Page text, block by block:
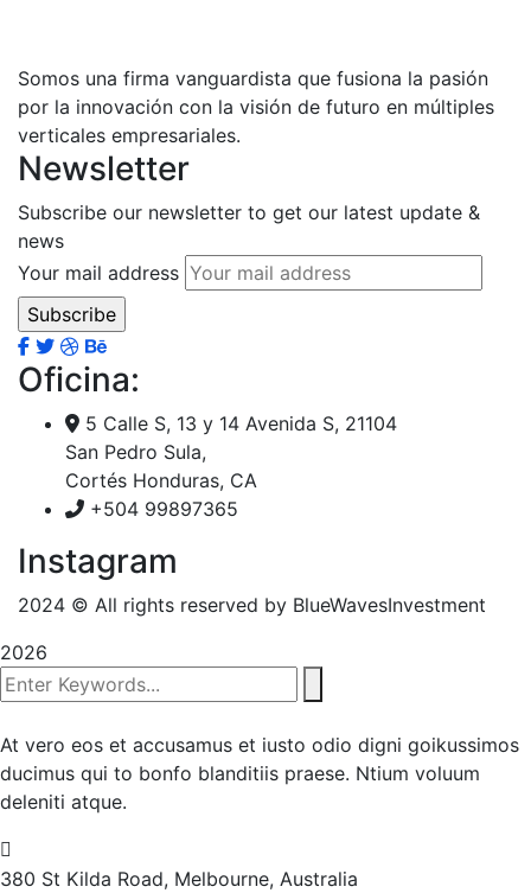
Somos una firma vanguardista que fusiona la pasión
por la innovación con la visión de futuro en múltiples
verticales empresariales.
Newsletter
Subscribe our newsletter to get our latest update &
news
Your mail address
Oficina:
5 Calle S, 13 y 14 Avenida S, 21104
San Pedro Sula,
Cortés Honduras, CA
+504 99897365
Instagram
2024 © All rights reserved by BlueWavesInvestment
2026
At vero eos et accusamus et iusto odio digni goikussimos
ducimus qui to bonfo blanditiis praese. Ntium voluum
deleniti atque.
380 St Kilda Road, Melbourne, Australia